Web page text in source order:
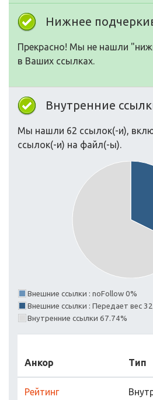
Нижнее
Прекрасно! Мы не нашли
в Ваших ссылках.
Внутренние
Мы нашли 62 ссылок(-и),
ссылок(-и) на файл(-ы).
Внешние ссылки : noFollow 0%
Внешние ссылки : Передает вес
Внутренние ссылки 67.74%
Анкор Тип
Рейтинг